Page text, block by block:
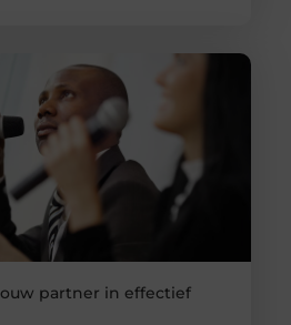
partner in effectief